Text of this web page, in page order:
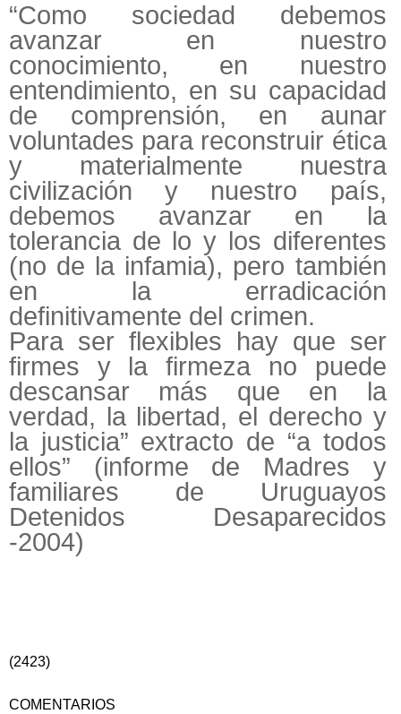
“Como sociedad debemos
avanzar en nuestro
conocimiento, en nuestro
entendimiento, en su capacidad
de comprensión, en aunar
voluntades para reconstruir ética
y materialmente nuestra
civilización y nuestro país,
debemos avanzar en la
tolerancia de lo y los diferentes
(no de la infamia), pero también
en la erradicación
definitivamente del crimen.
Para ser flexibles hay que ser
firmes y la firmeza no puede
descansar más que en la
verdad, la libertad, el derecho y
la justicia” extracto de “a todos
ellos” (informe de Madres y
familiares de Uruguayos
Detenidos Desaparecidos
-2004)
(2423)
COMENTARIOS